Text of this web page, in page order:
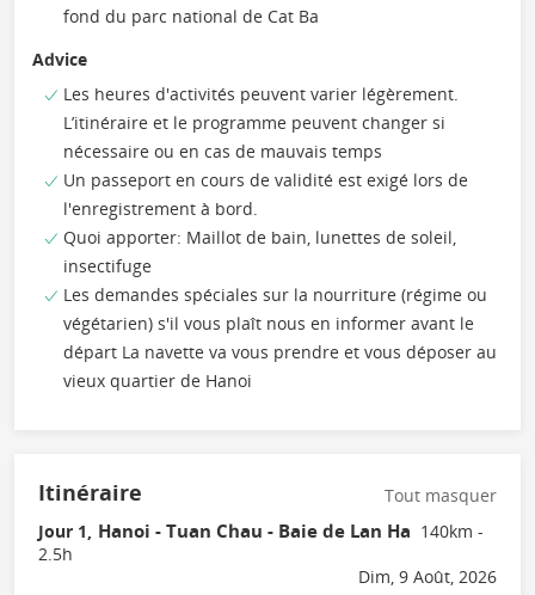
fond du parc national de Cat Ba
Advice
Les heures d'activités peuvent varier légèrement.
L’itinéraire et le programme peuvent changer si
nécessaire ou en cas de mauvais temps
Un passeport en cours de validité est exigé lors de
l'enregistrement à bord.
Quoi apporter: Maillot de bain, lunettes de soleil,
insectifuge
Les demandes spéciales sur la nourriture (régime ou
végétarien) s'il vous plaît nous en informer avant le
départ La navette va vous prendre et vous déposer au
vieux quartier de Hanoi
Itinéraire
Tout masquer
Jour 1, Hanoi - Tuan Chau - Baie de Lan Ha 140km -
2.5h
Dim, 9 Août, 2026